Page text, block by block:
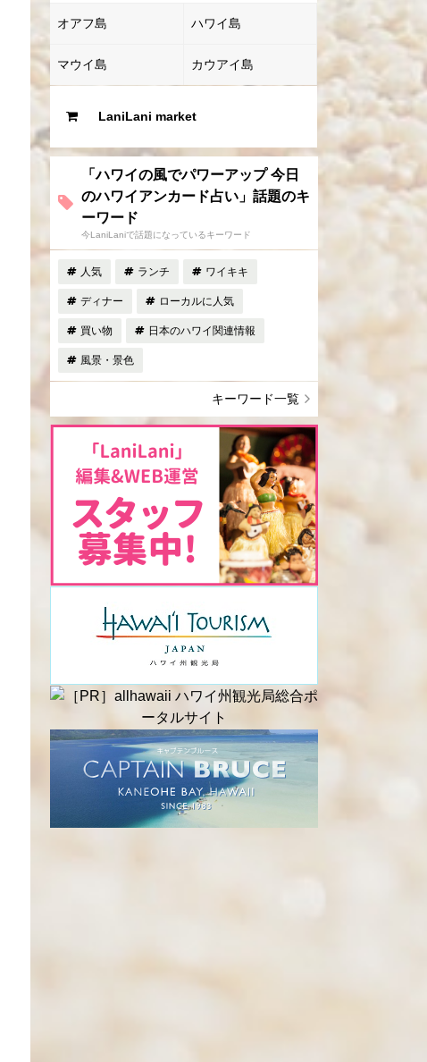
オアフ島 ハワイ島
マウイ島 カウアイ島
LaniLani market
「ハワイの風でパワーアップ 今日
のハワイアンカード占い」話題のキ
ーワード
今LaniLaniで話題になっているキーワード
人気 ランチ ワイキキ
ディナー ローカルに人気
買い物 日本のハワイ関連情報
風景・景色
キーワード一覧